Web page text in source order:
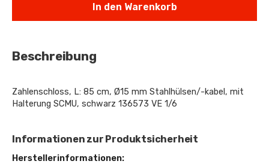
In den Warenkorb
Beschreibung
Zahlenschloss, L: 85 cm, Ø15 mm Stahlhülsen/-kabel, mit
Halterung SCMU, schwarz 136573 VE 1/6
Informationen zur Produktsicherheit
Herstellerinformationen: